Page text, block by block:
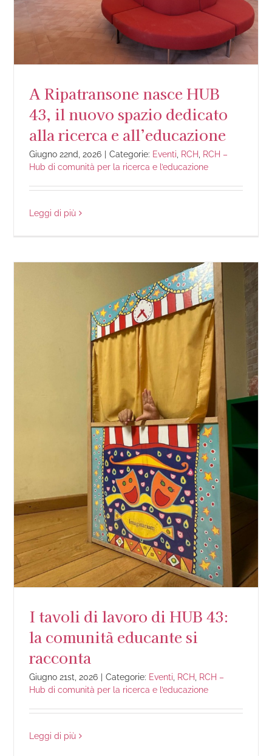
A Ripatransone nasce HUB
43, il nuovo spazio dedicato
alla ricerca e all’educazione
Giugno 22nd, 2026 | Categorie: Eventi RCH RCH –
Hub di comunità per la ricerca e l’educazione
Leggi di più
I tavoli di lavoro di HUB 43:
la comunità educante si
racconta
Giugno 21st, 2026 | Categorie: Eventi RCH RCH –
Hub di comunità per la ricerca e l’educazione
Leggi di più